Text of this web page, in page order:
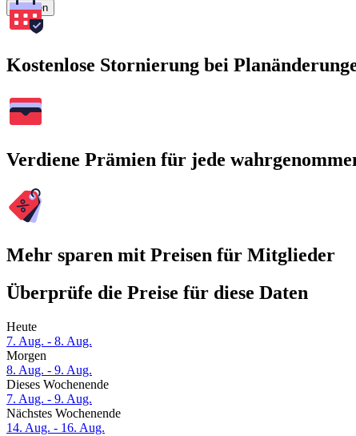
Suchen
Kostenlose Stornierung bei
Verdiene Prämien für jede
Mehr sparen mit Preisen für Mitglieder
Überprüfe die Preise für diese Daten
Heute
7. Aug. - 8. Aug.
Morgen
8. Aug. - 9. Aug.
Dieses Wochenende
7. Aug. - 9. Aug.
Nächstes Wochenende
14. Aug. - 16. Aug.